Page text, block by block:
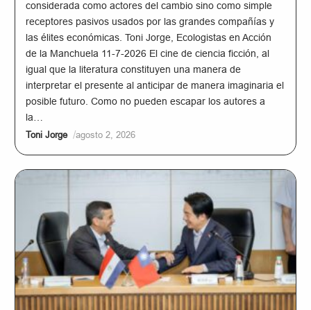
considerada como actores del cambio sino como simple
receptores pasivos usados por las grandes compañías y
las élites económicas. Toni Jorge, Ecologistas en Acción
de la Manchuela 11-7-2026 El cine de ciencia ficción, al
igual que la literatura constituyen una manera de
interpretar el presente al anticipar de manera imaginaria el
posible futuro. Como no pueden escapar los autores a
la…
Toni Jorge /agosto 2, 2026